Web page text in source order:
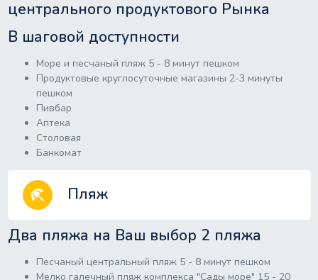
центрального продуктового Рынка
В шаговой доступности
Море и песчаный пляж 5 - 8 минут пешком
Продуктовые круглосуточные магазины 2-3 минуты
пешком
Пивбар
Аптека
Столовая
Банкомат
beach_access Пляж
Два пляжа на Ваш выбор 2 пляжа
Песчаный центральный пляж 5 - 8 минут пешком
Мелко галечный пляж комплекса "Сады море" 15 - 20